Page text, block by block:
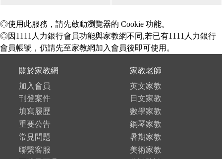
◎使用此服務，請先啟動瀏覽器的 Cookie 功能。
◎因1111人力銀行會員功能與家教網不同,若已有1111人力銀行
會員帳號，仍請先至家教網加入會員後即可使用。
關於家教網
加入會員
刊登案件
填寫履歷
重要公告
常見問題
聯繫客服
家教老師
英文家教
日文家教
數學家教
鋼琴家教
暑期家教
美術家教